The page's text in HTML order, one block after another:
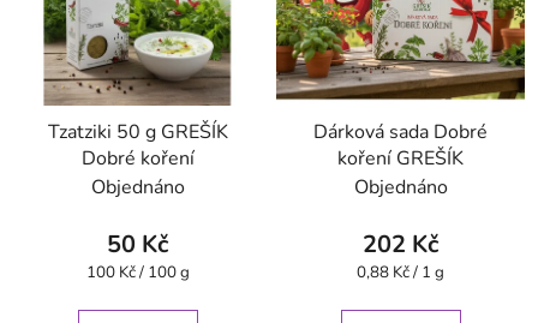
Tzatziki 50 g GREŠÍK
Dobré koření
Objednáno
50 Kč
Měrná
100 Kč / 100 g
Dárková sada Dobré
koření GREŠÍK
Objednáno
202 Kč
Měrná
0,88 Kč / 1 g